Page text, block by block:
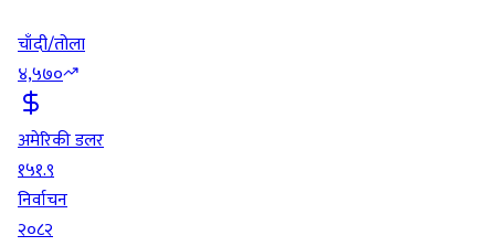
चाँदी/तोला
४,५७०
अमेरिकी डलर
१५१.९
निर्वाचन
२०८२